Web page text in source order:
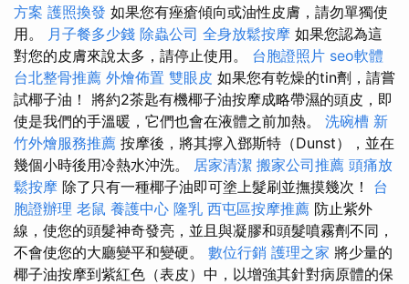
方案 護照換發 如果您有痤瘡傾向或油性皮膚，請勿單獨使
用。 月子餐多少錢 除蟲公司 全身放鬆按摩 如果您認為這
對您的皮膚來說太多，請停止使用。 台胞證照片 seo軟體
台北整骨推薦 外燴佈置 雙眼皮 如果您有乾燥的tin劑，請嘗
試椰子油！ 將約2茶匙有機椰子油按摩成略帶濕的頭皮，即
使是我們的手溫暖，它們也會在液體之前加熱。 洗碗槽 新
竹外燴服務推薦 按摩後，將其擰入鄧斯特（Dunst），並在
幾個小時後用冷熱水沖洗。 居家清潔 搬家公司推薦 頭痛放
鬆按摩 除了只有一種椰子油即可塗上髮刷並撫摸幾次！ 台
胞證辦理 老鼠 養護中心 隆乳 西屯區按摩推薦 防止紫外
線，使您的頭髮神奇發亮，並且與凝膠和頭髮噴霧劑不同，
不會使您的大廳變平和變硬。 數位行銷 護理之家 將少量的
椰子油按摩到紫紅色（表皮）中，以增強其針對病原體的保